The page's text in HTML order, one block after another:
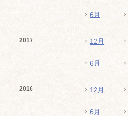
6月
2017 12月
6月
2016 12月
6月